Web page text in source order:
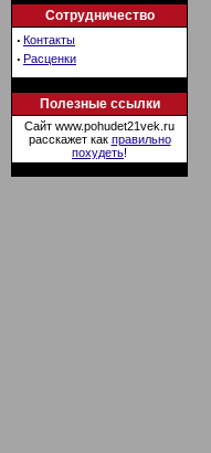
Сотрудничество
· Контакты
· Расценки
Полезные ссылки
Сайт www.pohudet21vek.ru
расскажет как правильно
похудеть!